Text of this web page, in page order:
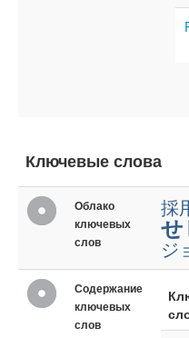
Ключевые слова
Облако
ключевых
слов
採
せ
ジ
Содержание
ключевых
слов